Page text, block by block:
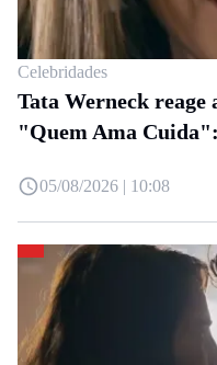
Celebridades
Tata Werneck reage
"Quem Ama
05/08/2026 | 10:08